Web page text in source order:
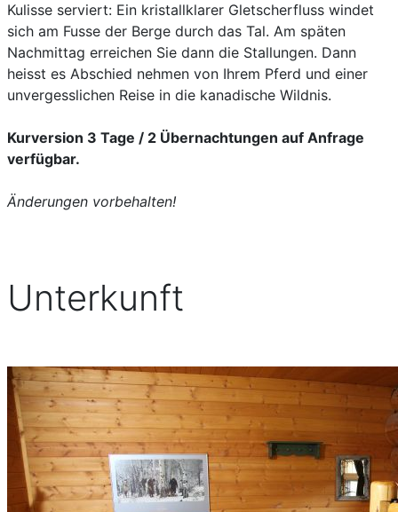
Kulisse serviert: Ein kristallklarer Gletscherfluss windet
sich am Fusse der Berge durch das Tal. Am späten
Nachmittag erreichen Sie dann die Stallungen. Dann
heisst es Abschied nehmen von Ihrem Pferd und einer
unvergesslichen Reise in die kanadische Wildnis.
Kurversion 3 Tage / 2 Übernachtungen auf Anfrage
verfügbar.
Änderungen vorbehalten!
Unterkunft